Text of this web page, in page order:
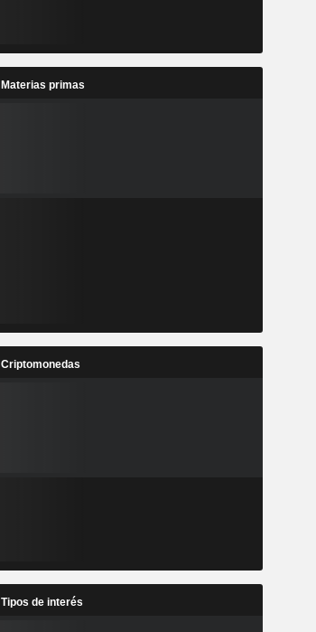
Materias primas
Criptomonedas
Tipos de interés